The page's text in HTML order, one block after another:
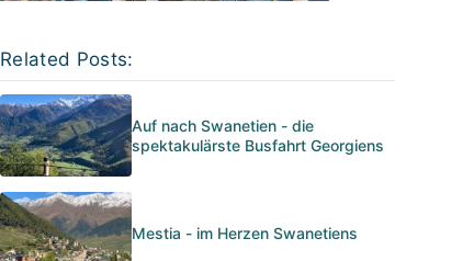
Related Posts:
Auf nach Swanetien - die
spektakulärste Busfahrt Georgiens
Mestia - im Herzen Swanetiens